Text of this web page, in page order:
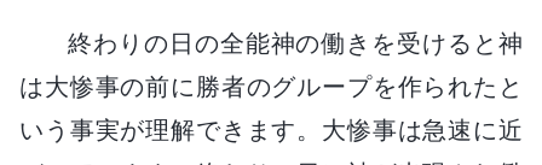
終わりの日の全能神の働きを受けると神
は大惨事の前に勝者のグループを作られたと
いう事実が理解できます。大惨事は急速に近